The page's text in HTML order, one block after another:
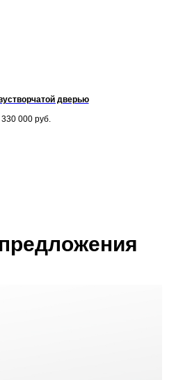
дверью
330 000 руб.